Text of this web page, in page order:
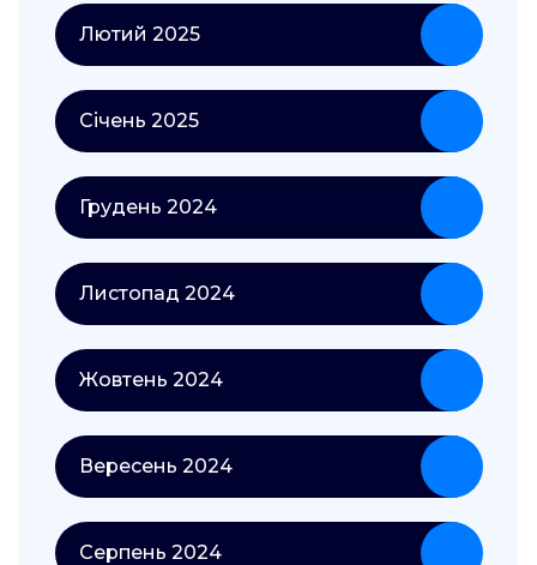
Лютий 2025
Січень 2025
Грудень 2024
Листопад 2024
Жовтень 2024
Вересень 2024
Серпень 2024